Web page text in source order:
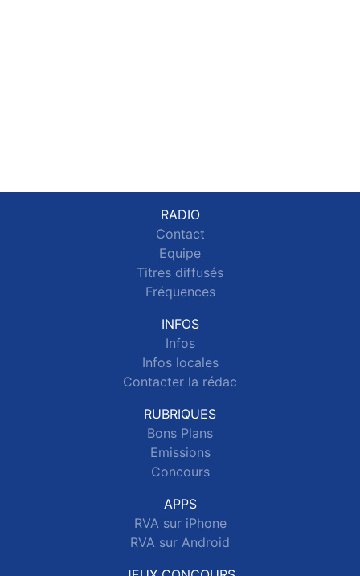
RADIO
Contact
Equipe
Titres diffusés
Fréquences
INFOS
Infos
Infos locales
Contacter la rédac
RUBRIQUES
Bons Plans
Emissions
Concours
APPS
RVA sur iPhone
RVA sur Android